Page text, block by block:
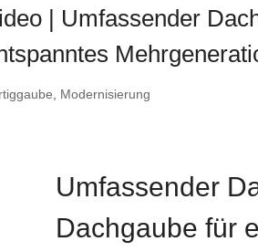
| Umfassender
Modernisierung
Umfassender
Dachgaube für